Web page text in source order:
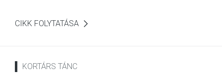
CIKK FOLYTATÁSA
KORTÁRS TÁNC